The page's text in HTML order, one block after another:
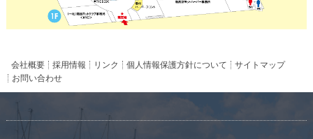
会社概要 採用情報 リンク 個人情報保護方針について
サイトマップ
お問い合わせ